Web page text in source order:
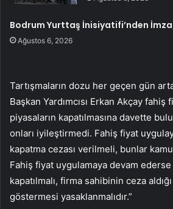
Bodrum Yurttaş İnisiyatifi’nden
Ağustos 6, 2026
Tartışmaların dozu her geçen gün
Başkan Yardımcısı Erkan Akçay fahiş
piyasaların kapatılmasına davette
onları iyileştirmedi. Fahiş fiyat
kapatma cezası verilmeli, bunlar
Fahiş fiyat uygulamaya devam
kapatılmalı, firma sahibinin ceza
göstermesi yasaklanmalıdır.”